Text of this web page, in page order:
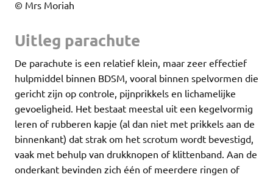
© Mrs Moriah
Uitleg parachute
De parachute is een relatief klein, maar zeer effectief
hulpmiddel binnen BDSM, vooral binnen spelvormen die
gericht zijn op controle, pijnprikkels en lichamelijke
gevoeligheid. Het bestaat meestal uit een kegelvormig
leren of rubberen kapje (al dan niet met prikkels aan de
binnenkant) dat strak om het scrotum wordt bevestigd,
vaak met behulp van drukknopen of klittenband. Aan de
onderkant bevinden zich één of meerdere ringen of